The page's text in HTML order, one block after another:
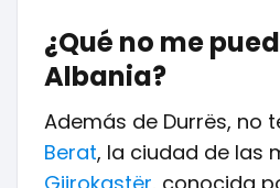
¿Qué no me
Albania?
Además de Durrës, no
Berat, la ciudad de las